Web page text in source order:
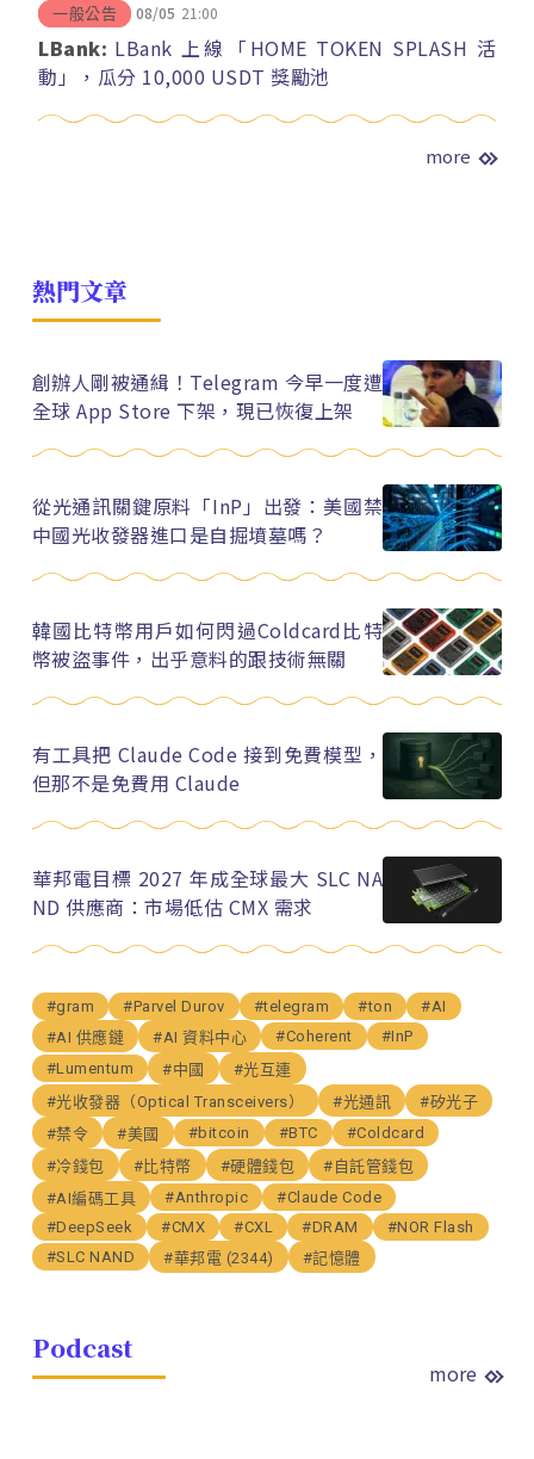
一般公告 08/05 21:00
LBank: LBank 上線「HOME TOKEN SPLASH 活
動」，瓜分 10,000 USDT 獎勵池
more
熱門文章
創辦人剛被通緝！Telegram 今早一度遭
全球 App Store 下架，現已恢復上架
從光通訊關鍵原料「InP」出發：美國禁
中國光收發器進口是自掘墳墓嗎？
韓國比特幣用戶如何閃過Coldcard比特
幣被盜事件，出乎意料的跟技術無關
有工具把 Claude Code 接到免費模型，
但那不是免費用 Claude
華邦電目標 2027 年成全球最大 SLC NA
ND 供應商：市場低估 CMX 需求
#gram #Parvel Durov #telegram #ton
#AI
#AI 供應鏈
#AI 資料中心 #Coherent
#InP
#Lumentum
#中國
#光互連
#光收發器（Optical Transceivers）
#光通訊
#矽光子
#禁令
#美國 #bitcoin #BTC
#Coldcard
#冷錢包
#比特幣 #硬體錢包
#自託管錢包
#AI編碼工具
#Anthropic
#Claude Code
#DeepSeek
#CMX #CXL #DRAM
#NOR Flash
#SLC NAND
#華邦電 (2344) #記憶體
Podcast
more